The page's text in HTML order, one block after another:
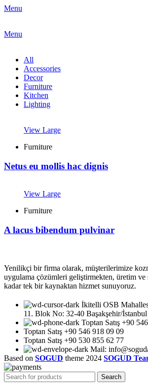
Menu
Menu
All
Accessories
Decor
Furniture
Kitchen
Lighting
View Large
Furniture
Netus eu mollis hac dignis
View Large
Furniture
A lacus bibendum pulvinar
Yenilikçi bir firma olarak, müşterilerimize
uygulama çözümleri geliştirmekten, üretim ve
kadar tek bir kaynaktan hizmet sunuyoruz.
İkitelli OSB
11. Blok No: 32-40 Başakşehir/İstanbul
Toptan Satış +90
Toptan Satış +90 546 918 09 09
Toptan Satış +90 530 855 62 77
Mail:
Based on SOGUD theme 2024 SOGUD
Search